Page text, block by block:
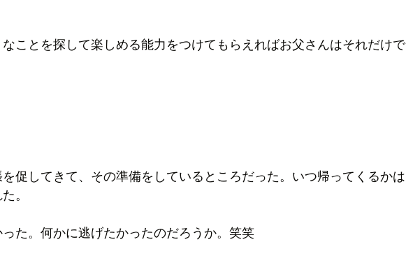
ことを探して楽しめる能力をつけてもらえればお父さんはそれだけで
促してきて、その準備をしているところだった。いつ帰ってくるかは
。
た。何かに逃げたかったのだろうか。笑笑